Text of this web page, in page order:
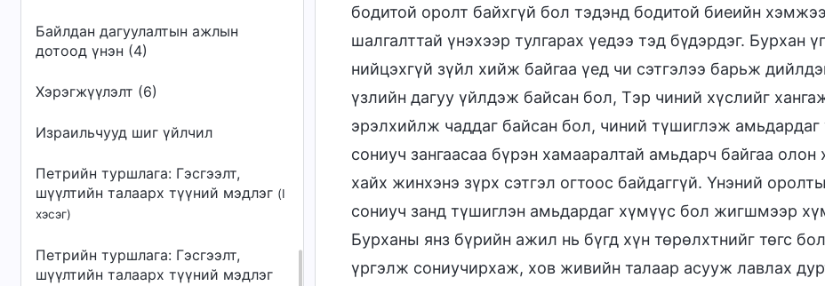
Байлдан дагуулалтын ажлын
дотоод үнэн (4)
Хэрэгжүүлэлт (6)
Израильчууд шиг үйлчил
Петрийн туршлага: Гэсгээлт,
шүүлтийн талаарх түүний мэдлэг (I
хэсэг)
Петрийн туршлага: Гэсгээлт,
шүүлтийн талаарх түүний мэдлэг
бодитой оролт байхгүй бол тэдэнд бодитой биеийн
шалгалттай үнэхээр тулгарах үедээ тэд бүдэрдэг. Бурхан
нийцэхгүй зүйл хийж байгаа үед чи сэтгэлээ барьж
үзлийн дагуу үйлдэж байсан бол, Тэр чиний хүслийг
эрэлхийлж чаддаг байсан бол, чиний түшиглэж
сониуч зангаасаа бүрэн хамааралтай амьдарч байгаа
хайх жинхэнэ зүрх сэтгэл огтоос байдаггүй. Үнэний
сониуч занд түшиглэн амьдардаг хүмүүс бол жигшмээр
Бурханы янз бүрийн ажил нь бүгд хүн төрөлхтнийг төгс
үргэлж сониучирхаж, хов живийн талаар асууж лавлах